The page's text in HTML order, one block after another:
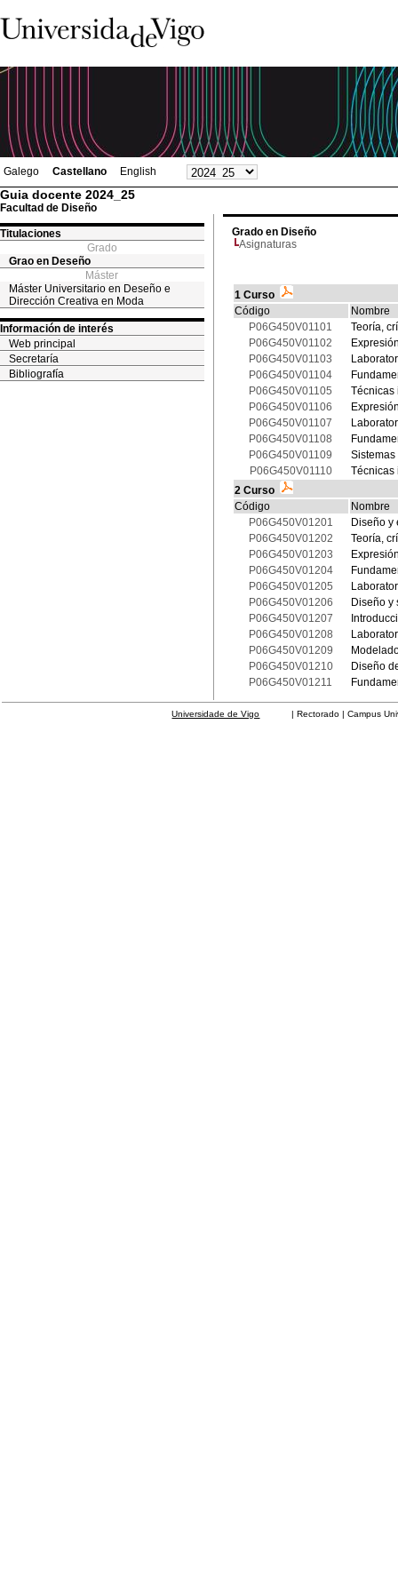
Galego Castellano English
Guia docente 2024_25
Facultad de Diseño
Titulaciones
Grado
Grao en Deseño
Máster
Máster Universitario en Deseño e
Dirección Creativa en Moda
Información de interés
Web principal
Secretaría
Bibliografía
Grado en Diseño
Asignaturas
1 Curso
Código
Nombre
P06G450V01101
Teoría,
P06G450V01102
P06G450V01103
P06G450V01104
P06G450V01105
Técnicas
P06G450V01106
P06G450V01107
P06G450V01108
P06G450V01109
P06G450V01110
Técnicas
2 Curso
Código
Nombre
P06G450V01201
Diseño y
P06G450V01202
Teoría,
P06G450V01203
P06G450V01204
P06G450V01205
P06G450V01206
Diseño y
P06G450V01207
P06G450V01208
P06G450V01209
P06G450V01210
Diseño
P06G450V01211
Universidade de Vigo | Rectorado | Campus